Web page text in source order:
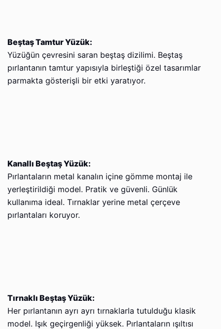
Beştaş Tamtur Yüzük:
Yüzüğün çevresini saran beştaş dizilimi. Beştaş
pırlantanın tamtur yapısıyla birleştiği özel tasarımlar
parmakta gösterişli bir etki yaratıyor.
Kanallı Beştaş Yüzük:
Pırlantaların metal kanalın içine gömme montaj ile
yerleştirildiği model. Pratik ve güvenli. Günlük
kullanıma ideal. Tırnaklar yerine metal çerçeve
pırlantaları koruyor.
Tırnaklı Beştaş Yüzük:
Her pırlantanın ayrı ayrı tırnaklarla tutulduğu klasik
model. Işık geçirgenliği yüksek. Pırlantaların ışıltısı